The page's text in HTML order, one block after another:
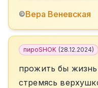
©Вера Веневская
пироSHOK (28.12.2024)
прожить бы
стремясь